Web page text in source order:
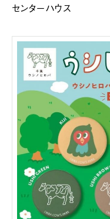
センターハウス